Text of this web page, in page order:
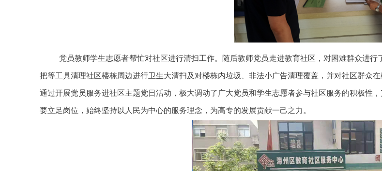
党员教师学生志愿者帮忙对社区进行清扫工作。随后教师党员走进教育社区，对困难群众进
把等工具清理社区楼栋周边进行卫生大清扫及对楼栋内垃圾、非法小广告清理覆盖，并对社区群众
通过开展党员服务进社区主题党日活动，极大调动了广大党员和学生志愿者参与社区服务的积极性
要立足岗位，始终坚持以人民为中心的服务理念，为高专的发展贡献一己之力。